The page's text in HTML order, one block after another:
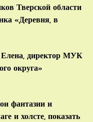
Тверской области
«Деревня, в
Елена, директор МУК
округа»
фантазии и
и холсте, показать